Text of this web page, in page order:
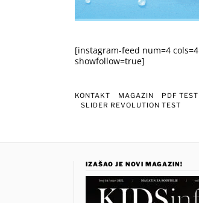
[instagram-feed num=4 cols=4
showfollow=true]
KONTAKT MAGAZIN PDF TEST
SLIDER REVOLUTION TEST
IZAŠAO JE NOVI MAGAZIN!